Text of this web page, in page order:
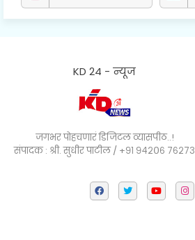
KD 24 - न्यूज
जगभर पोहचणारं डिजिटल व्यासपीठ..!
संपादक : श्री. सुधीर पाटील / +९१ ९४२०६ ७६२७३